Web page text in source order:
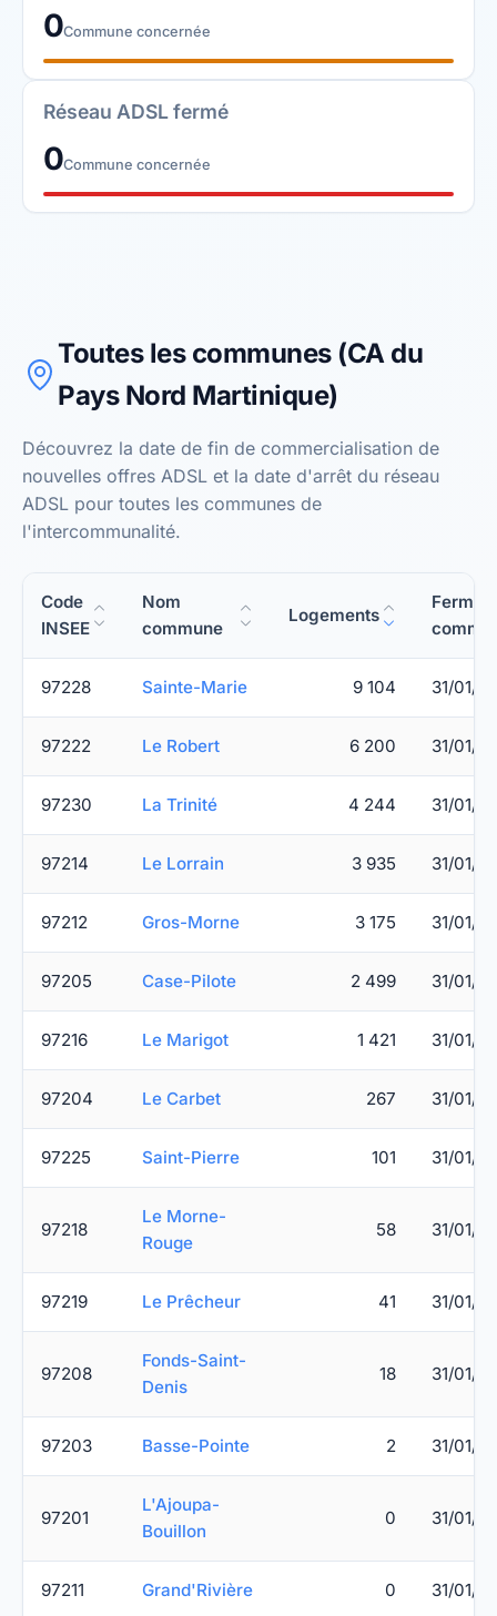
0Commune concernée
Réseau ADSL fermé
0Commune concernée
Toutes les communes (CA du
Pays Nord Martinique)
Découvrez la date de fin de commercialisation de
nouvelles offres ADSL et la date d'arrêt du réseau
ADSL pour toutes les communes de
l'intercommunalité.
Code
INSEE
Nom
commune
Logements
97228 Sainte-Marie 9 104 31/01/
97222 Le Robert 6 200 31/01/
97230 La Trinité 4 244 31/01/
97214 Le Lorrain 3 935 31/01/
97212 Gros-Morne 3 175 31/01/
97205 Case-Pilote 2 499 31/01/
97216 Le Marigot 1 421 31/01/
97204 Le Carbet 267 31/01/
97225 Saint-Pierre 101 31/01/
97218
Le Morne-
Rouge
58 31/01/
97219 Le Prêcheur 41 31/01/
97208
Fonds-Saint-
Denis
18 31/01/
97203 Basse-Pointe 2 31/01/
97201
L'Ajoupa-
Bouillon
0 31/01/
97211 Grand'Rivière 0 31/01/